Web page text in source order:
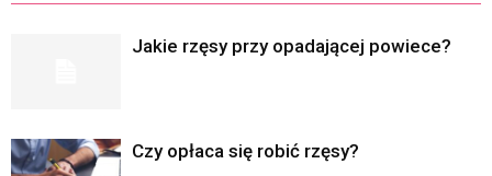
Jakie rzęsy przy opadającej powiece?
Czy opłaca się robić rzęsy?